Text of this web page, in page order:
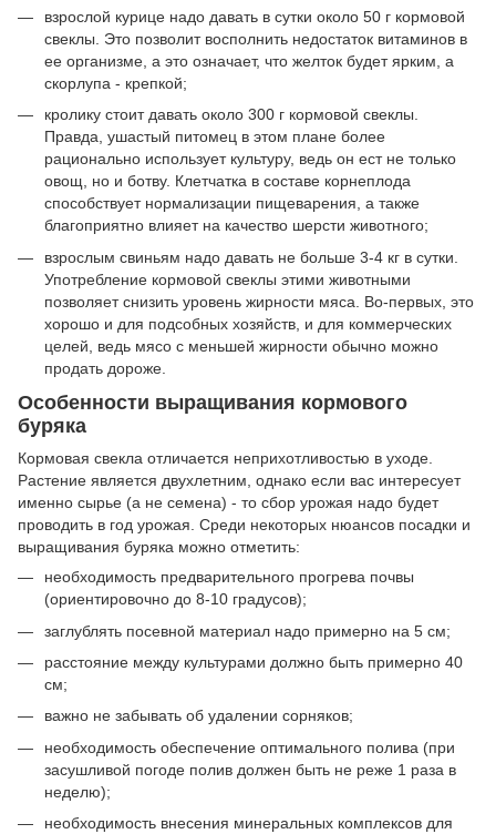
взрослой курице надо давать в сутки около 50 г кормовой
свеклы. Это позволит восполнить недостаток витаминов в
ее организме, а это означает, что желток будет ярким, а
скорлупа - крепкой;
кролику стоит давать около 300 г кормовой свеклы.
Правда, ушастый питомец в этом плане более
рационально использует культуру, ведь он ест не только
овощ, но и ботву. Клетчатка в составе корнеплода
способствует нормализации пищеварения, а также
благоприятно влияет на качество шерсти животного;
взрослым свиньям надо давать не больше 3-4 кг в сутки.
Употребление кормовой свеклы этими животными
позволяет снизить уровень жирности мяса. Во-первых, это
хорошо и для подсобных хозяйств, и для коммерческих
целей, ведь мясо с меньшей жирности обычно можно
продать дороже.
Особенности выращивания кормового
буряка
Кормовая свекла отличается неприхотливостью в уходе.
Растение является двухлетним, однако если вас интересует
именно сырье (а не семена) - то сбор урожая надо будет
проводить в год урожая. Среди некоторых нюансов посадки и
выращивания буряка можно отметить:
необходимость предварительного прогрева почвы
(ориентировочно до 8-10 градусов);
заглублять посевной материал надо примерно на 5 см;
расстояние между культурами должно быть примерно 40
см;
важно не забывать об удалении сорняков;
необходимость обеспечение оптимального полива (при
засушливой погоде полив должен быть не реже 1 раза в
неделю);
необходимость внесения минеральных комплексов для